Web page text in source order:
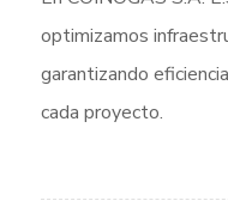
optimizamos
garantizando
cada proyecto.